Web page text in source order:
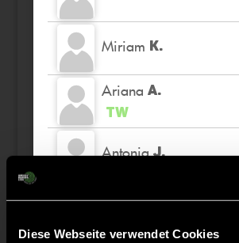
Diese Webseite verwendet Cookies
Miriam K.
Ariana A.
TW
Antonia J.
Fiona K.